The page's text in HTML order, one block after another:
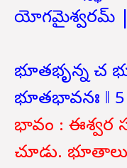
యోగమైశ్వరమ్ |
భూతభృన్న చ
భూతభావనః ‖ 5
భావం : ఈశ్వర
చూడు.